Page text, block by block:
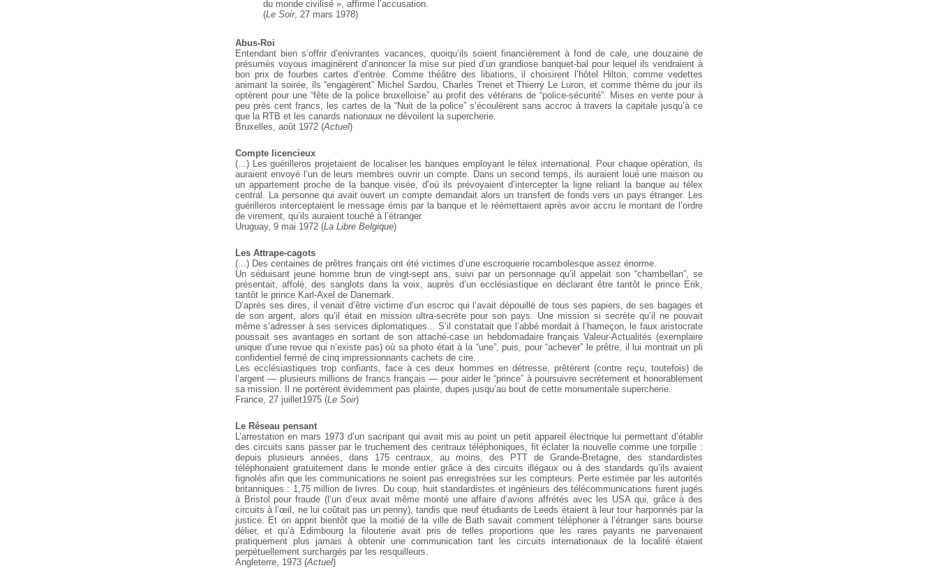
du monde civilisé », affirme l’accusation.
(Le Soir, 27 mars 1978)
Abus-Roi
Entendant bien s’offrir d’enivrantes vacances, quoiqu’ils soient financièrement à fond de cale, une douzaine de
présumés voyous imaginèrent d’annoncer la mise sur pied d’un grandiose banquet-bal pour lequel ils vendraient à
bon prix de fourbes cartes d’entrée. Comme théâtre des libations, il choisirent l’hôtel Hilton, comme vedettes
animant la soirée, ils “engagèrent” Michel Sardou, Charles Trenet et Thierry Le Luron, et comme thème du jour ils
optèrent pour une “fête de la police bruxelloise” au profit des vétérans de “police-sécurité”. Mises en vente pour à
peu près cent francs, les cartes de la “Nuit de la police” s’écoulèrent sans accroc à travers la capitale jusqu’à ce
que la RTB et les canards nationaux ne dévoilent la supercherie.
Bruxelles, août 1972 (Actuel)
Compte licencieux
(...) Les guérilleros projetaient de localiser les banques employant le télex international. Pour chaque opération, ils
auraient envoyé l’un de leurs membres ouvrir un compte. Dans un second temps, ils auraient loué une maison ou
un appartement proche de la banque visée, d’où ils prévoyaient d’intercepter la ligne reliant la banque au télex
central. La personne qui avait ouvert un compte demandait alors un transfert de fonds vers un pays étranger. Les
guérilleros interceptaient le message émis par la banque et le réémettaient après avoir accru le montant de l’ordre
de virement, qu’ils auraient touché à l’étranger.
Uruguay, 9 mai 1972 (La Libre Belgique)
Les Attrape-cagots
(...) Des centaines de prêtres français ont été victimes d’une escroquerie rocambolesque assez énorme.
Un séduisant jeune homme brun de vingt-sept ans, suivi par un personnage qu’il appelait son “chambellan”, se
présentait, affolé, des sanglots dans la voix, auprès d’un ecclésiastique en déclarant être tantôt le prince Erik,
tantôt le prince Karl-Axel de Danemark.
D’après ses dires, il venait d’être victime d’un escroc qui l’avait dépouillé de tous ses papiers, de ses bagages et
de son argent, alors qu’il était en mission ultra-secrète pour son pays. Une mission si secrète qu’il ne pouvait
même s’adresser à ses services diplomatiques...
S’il constatait que l’abbé mordait à l’hameçon, le faux aristocrate
poussait ses avantages en sortant de son attaché-case un hebdomadaire français Valeur-Actualités (exemplaire
unique d’une revue qui n’existe pas) où sa photo était à la “une”, puis, pour “achever” le prêtre, il lui montrait un pli
confidentiel fermé de cinq impressionnants cachets de cire.
Les ecclésiastiques trop confiants, face à ces deux hommes en détresse, prêtèrent (contre reçu, toutefois) de
l’argent — plusieurs millions de francs français — pour aider le “prince” à poursuivre secrètement et honorablement
sa mission. Il ne portèrent évidemment pas plainte, dupes jusqu’au bout de cette monumentale supercherie.
France, 27 juillet1975 (Le Soir)
Le Réseau pensant
L’arrestation en mars 1973 d’un sacripant qui avait mis au point un petit appareil électrique lui permettant d’établir
des circuits sans passer par le truchement des centraux téléphoniques, fit éclater la nouvelle comme une torpille :
depuis plusieurs années, dans 175 centraux, au moins, des PTT de Grande-Bretagne, des standardistes
téléphonaient gratuitement dans le monde entier grâce à des circuits illégaux ou à des standards qu’ils avaient
fignolés afin que les communications ne soient pas enregistrées sur les compteurs. Perte estimée par les autorités
britanniques : 1,75 million de livres. Du coup, huit standardistes et ingénieurs des télécommunications furent jugés
à Bristol pour fraude (l’un d’eux avait même monté une affaire d’avions affrétés avec les USA qui, grâce à des
circuits à l’œil, ne lui coûtait pas un penny), tandis que neuf étudiants de Leeds étaient à leur tour harponnés par la
justice. Et on apprit bientôt que la moitié de la ville de Bath savait comment téléphoner à l’étranger sans bourse
délier, et qu’à Edimbourg la filouterie avait pris de telles proportions que les rares payants ne parvenaient
pratiquement plus jamais à obtenir une communication tant les circuits internationaux de la localité étaient
perpétuellement surchargés par les resquilleurs.
Angleterre, 1973 (Actuel)